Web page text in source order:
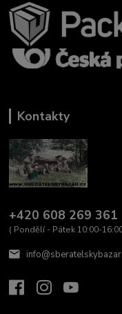
Kontakty
+420 608 269 361
( Pondělí - Pátek 10:00-